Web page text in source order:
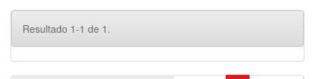
Resultado 1-1 de 1.